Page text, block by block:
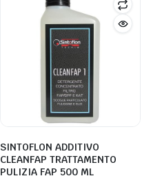
SINTOFLON ADDITIVO
CLEANFAP TRATTAMENTO
PULIZIA FAP 500 ML